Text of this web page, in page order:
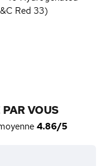
Red 33)
VOUS
4.86/5